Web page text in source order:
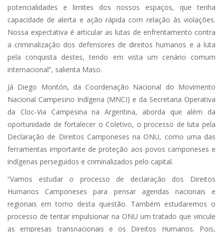
potencialidades e limites dos nossos espaços, que tenha
capacidade de alerta e ação rápida com relação às violações.
Nossa expectativa é articular as lutas de enfrentamento contra
a criminalização dos defensores de direitos humanos e a luta
pela conquista destes, tendo em vista um cenário comum
internacional”, salienta Maso.
Já Diego Montón, da Coordenação Nacional do Movimento
Nacional Campesino Indígena (MNCI) e da Secretaria Operativa
da Cloc-Via Campesina na Argentina, aborda que além da
oportunidade de fortalecer o Coletivo, o processo de luta pela
Declaração de Direitos Camponeses na ONU, como uma das
ferramentas importante de proteção aos povos camponeses e
indígenas perseguidos e criminalizados pelo capital.
“Vamos estudar o processo de declaração dos Direitos
Humanos Camponeses para pensar agendas nacionais e
regionais em torno desta questão. Também estudaremos o
processo de tentar impulsionar na ONU um tratado que vincule
as empresas transnacionais e os Direitos Humanos. Pois,